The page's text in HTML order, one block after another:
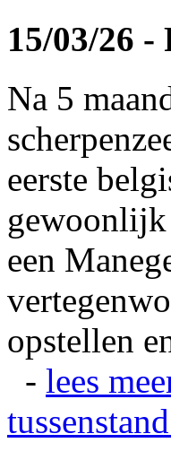
15/03/26
Na 5
eerste
gewoonlijk
een
opstellen
- lees